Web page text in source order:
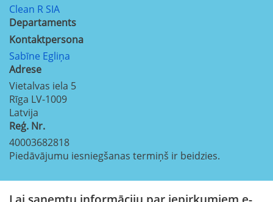
Clean R SIA
Departaments
Kontaktpersona
Sabīne Egliņa
Adrese
Vietalvas iela 5
Rīga LV-1009
Latvija
Reģ. Nr.
40003682818
Piedāvājumu iesniegšanas termiņš ir beidzies.